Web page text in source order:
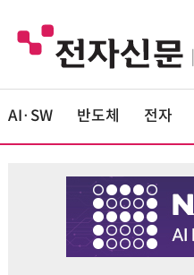
AI·SW 반도체 전자